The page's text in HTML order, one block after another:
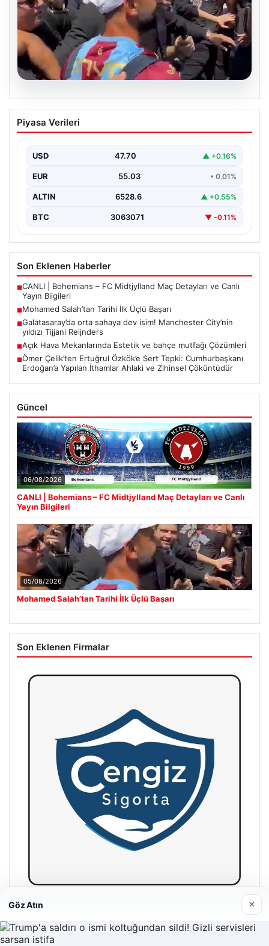
05.08.2026
Mohamed Salah’tan Tarihi İlk Üçlü
Başarı
önemli bir dönüm noktasına imza attı. Takımının
hücum…
Piyasa Verileri
USD 47.70 ▲ +0.16%
EUR 55.03 • 0.01%
ALTIN 6528.6 ▲ +0.55%
BTC 3063071 ▼ -0.11%
Son Eklenen Haberler
■CANLI | Bohemians – FC Midtjylland Maç Detayları ve Canlı
Yayın Bilgileri
■Mohamed Salah’tan Tarihi İlk Üçlü Başarı
■Galatasaray’da orta sahaya dev isim! Manchester City’nin
yıldızı Tijjani Reijnders
■Açık Hava Mekanlarında Estetik ve bahçe mutfağı Çözümleri
■Ömer Çelik’ten Ertuğrul Özkök’e Sert Tepki: Cumhurbaşkanı
Erdoğan’a Yapılan İthamlar Ahlaki ve Zihinsel Çöküntüdür
Güncel
06/08/2026
CANLI | Bohemians – FC Midtjylland Maç Detayları ve Canlı
Yayın Bilgileri
05/08/2026
Mohamed Salah’tan Tarihi İlk Üçlü Başarı
Son Eklenen Firmalar
Hastaş Beton
26/05/2026
Göz Atın ×